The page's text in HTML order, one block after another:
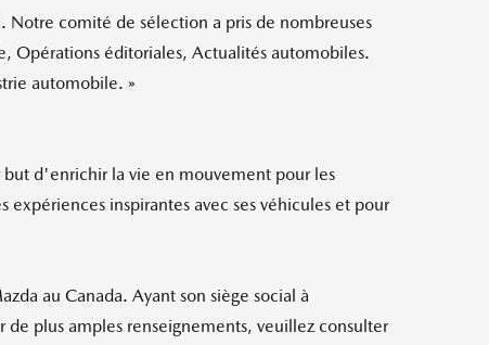
Notre comité de sélection a pris de nombreuses
Opérations éditoriales, Actualités automobiles.
automobile. »
d'enrichir la vie en mouvement pour les
inspirantes avec ses véhicules et pour
au Canada. Ayant son siège social à
de plus amples renseignements, veuillez consulter